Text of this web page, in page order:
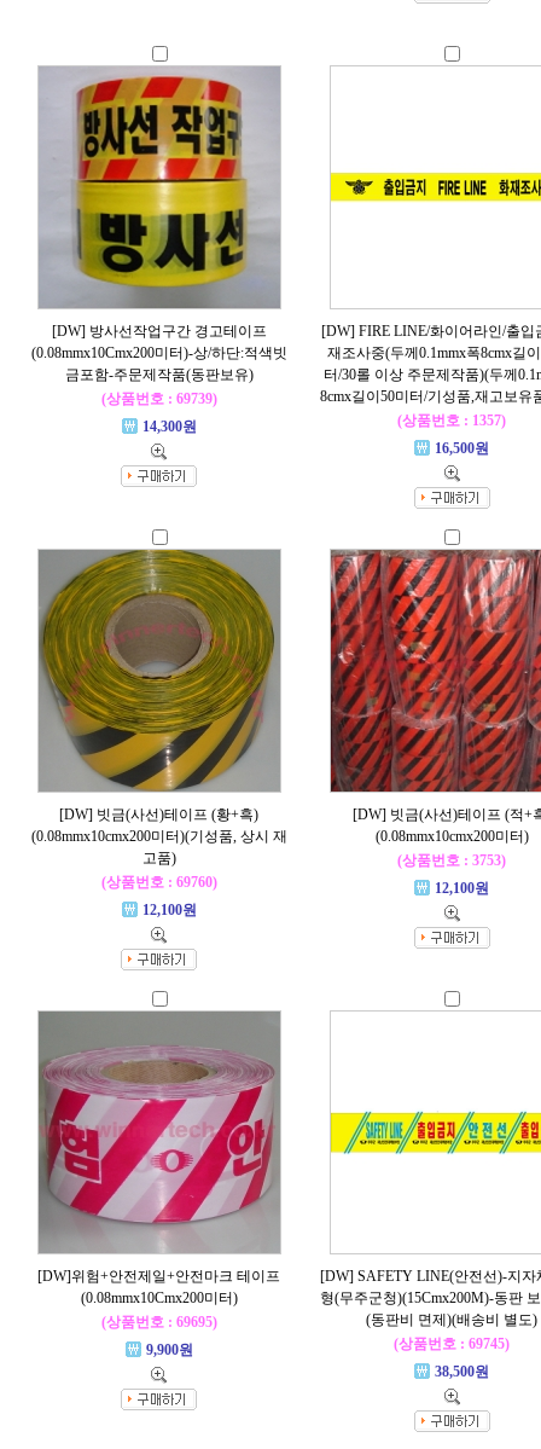
[DW] 방사선작업구간 경고테이프
(0.08mmx10Cmx200미터)-상/하단:적색빗
금포함-주문제작품(동판보유)
(상품번호 : 69739)
14,300원
[DW] FIRE LINE/화이어라인/출입
재조사중(두께0.1mmx폭8cmx길
터/30롤 이상 주문제작품)(두께
8cmx길이50미터/기성품,재고보유
(상품번호 : 1357)
16,500원
[DW] 빗금(사선)테이프 (황+흑)
(0.08mmx10cmx200미터)(기성품, 상시 재
고품)
(상품번호 : 69760)
12,100원
[DW] 빗금(사선)테이프 (적+
(0.08mmx10cmx200미터)
(상품번호 : 3753)
12,100원
[DW]위험+안전제일+안전마크 테이프
(0.08mmx10Cmx200미터)
(상품번호 : 69695)
9,900원
[DW] SAFETY LINE(안전선)-지자
형(무주군청)(15Cmx200M)-동판
(동판비 면제)(배송비 별도)
(상품번호 : 69745)
38,500원